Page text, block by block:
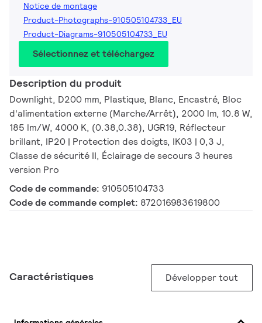
Notice de montage
Product-Photographs-910505104733_EU
Product-Diagrams-910505104733_EU
Sélectionnez et téléchargez
Description du produit
Downlight, D200 mm, Plastique, Blanc, Encastré, Bloc
d'alimentation externe (Marche/Arrêt), 2000 lm, 10.8 W,
185 lm/W, 4000 K, (0.38,0.38), UGR19, Réflecteur
brillant, IP20 | Protection des doigts, IK03 | 0,3 J,
Classe de sécurité II, Éclairage de secours 3 heures
version Pro
Code de commande: 910505104733
Code de commande complet: 872016983619800
Caractéristiques Développer tout